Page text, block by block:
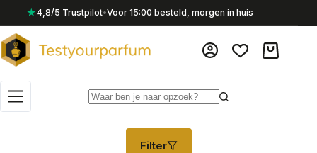
inhoud
★4,8/5 Trustpilot•Voor 15:00 besteld, morgen in huis
Filter